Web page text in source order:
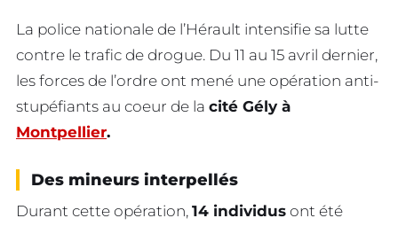
La police nationale de l’Hérault intensifie sa lutte
contre le trafic de drogue. Du 11 au 15 avril dernier,
les forces de l’ordre ont mené une opération anti-
stupéfiants au coeur de la cité Gély à
Montpellier.
Des mineurs interpellés
Durant cette opération, 14 individus ont été